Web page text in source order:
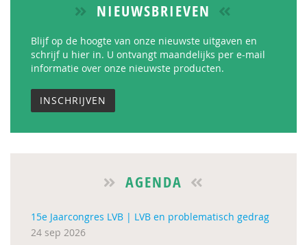
NIEUWSBRIEVEN
Blijf op de hoogte van onze nieuwste uitgaven en
schrijf u hier in. U ontvangt maandelijks per e-mail
informatie over onze nieuwste producten.
INSCHRIJVEN
AGENDA
15e Jaarcongres LVB | LVB en problematisch gedrag
24 sep 2026